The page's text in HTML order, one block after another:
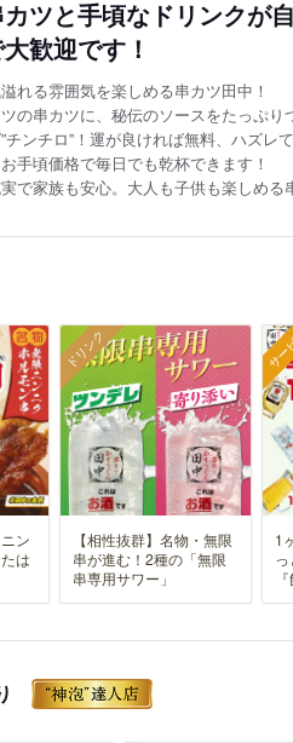
ツと手頃なドリンクが
歓迎です！
れる雰囲気を楽しめる串カツ田中！
の串カツに、秘伝のソースをたっぷり
チンチロ”！運が良ければ無料、ハズレ
手頃価格で毎日でも乾杯できます！
で家族も安心。大人も子供も楽しめる
ン
は
ドリンク
【相性抜群】名物・無限
串が進む！2種の「無限
串専用サワー」
サ
1